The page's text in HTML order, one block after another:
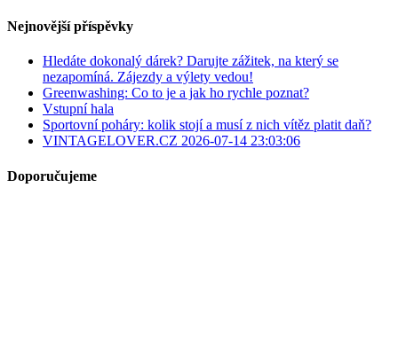
Nejnovější příspěvky
Hledáte dokonalý dárek? Darujte zážitek, na který se
nezapomíná. Zájezdy a výlety vedou!
Greenwashing: Co to je a jak ho rychle poznat?
Vstupní hala
Sportovní poháry: kolik stojí a musí z nich vítěz platit daň?
VINTAGELOVER.CZ 2026-07-14 23:03:06
Doporučujeme